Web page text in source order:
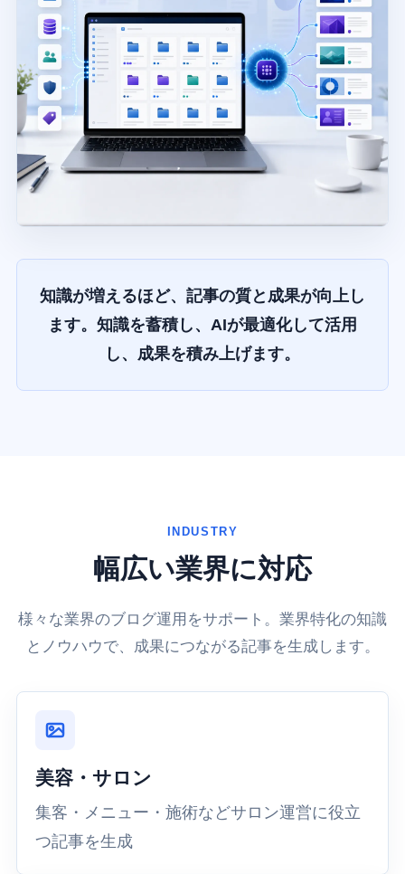
知識が増えるほど、記事の質と成果が向上し
ます。知識を蓄積し、AIが最適化して活用
し、成果を積み上げます。
INDUSTRY
幅広い業界に対応
様々な業界のブログ運用をサポート。業界特化の知識
とノウハウで、成果につながる記事を生成します。
美容・サロン
集客・メニュー・施術などサロン運営に役立
つ記事を生成